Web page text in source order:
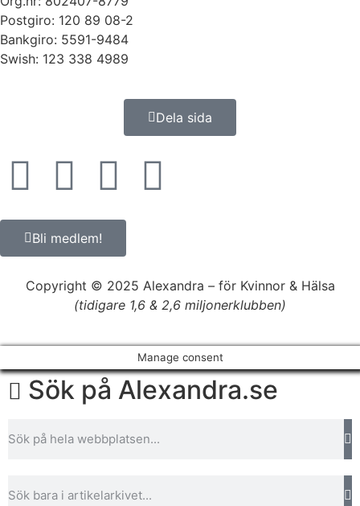
Postgiro: 120 89 08-2
Bankgiro: 5591-9484
Swish: 123 338 4989
Dela sida
Bli medlem!
Copyright © 2025 Alexandra – för Kvinnor & Hälsa
(tidigare 1,6 & 2,6 miljonerklubben)
Manage consent
Sök på Alexandra.se